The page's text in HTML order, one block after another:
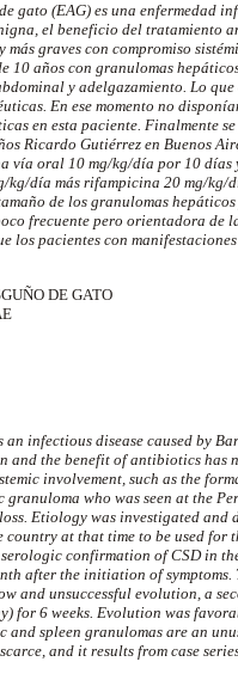
gato (EAG) es una enfermedad
el beneficio del tratamiento
graves con compromiso
10 años con granulomas
y adelgazamiento. Lo
En ese momento no
en esta paciente. Finalmente
Ricardo Gutiérrez en Buenos
vía oral 10 mg/kg/día por 10
kg/día más rifampicina 20 mg/kg/
de los granulomas
frecuente pero orientadora de
los pacientes con
DE GATO
an infectious disease caused by
and the benefit of antibiotics
involvement, such as the
granuloma who was seen at the
Etiology was investigated and
country at that time to be used
confirmation of CSD in
after the initiation of
and unsuccessful evolution, a
for 6 weeks. Evolution was
and spleen granulomas are an
and it results from case